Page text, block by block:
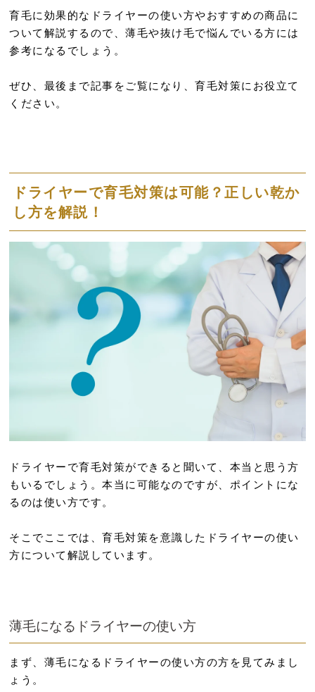
育毛に効果的なドライヤーの使い方やおすすめの商品に
ついて解説するので、薄毛や抜け毛で悩んでいる方には
参考になるでしょう。
ぜひ、最後まで記事をご覧になり、育毛対策にお役立て
ください。
ドライヤーで育毛対策は可能？正しい乾か
し方を解説！
ドライヤーで育毛対策ができると聞いて、本当と思う方
もいるでしょう。本当に可能なのですが、ポイントにな
るのは使い方です。
そこでここでは、育毛対策を意識したドライヤーの使い
方について解説しています。
薄毛になるドライヤーの使い方
まず、薄毛になるドライヤーの使い方の方を見てみまし
ょう。